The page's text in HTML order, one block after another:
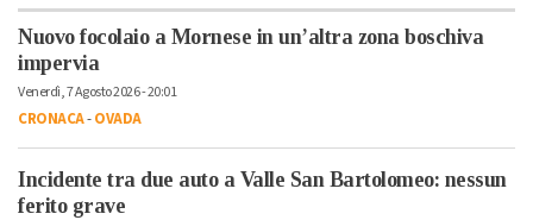
Nuovo focolaio a Mornese in un’altra zona boschiva
impervia
Venerdì, 7 Agosto 2026 - 20:01
CRONACA-OVADA
Incidente tra due auto a Valle San Bartolomeo: nessun
ferito grave